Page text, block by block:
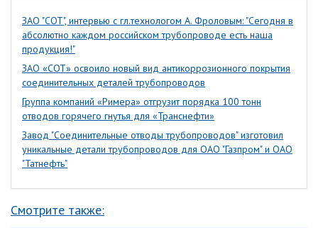
ЗАО "СОТ", интервью с гл.технологом А. Фроловым: "Сегодня в
абсолютно каждом российском трубопроводе есть наша
продукция!"
ЗАО «СОТ» освоило новый вид антикоррозионного покрытия
соединительных деталей трубопроводов
Группа компаний «Римера» отгрузит порядка 100 тонн
отводов горячего гнутья для «Транснефти»
Завод "Соединительные отводы трубопроводов" изготовил
уникальные детали трубопроводов для ОАО "Газпром" и ОАО
"Татнефть"
Смотрите также: